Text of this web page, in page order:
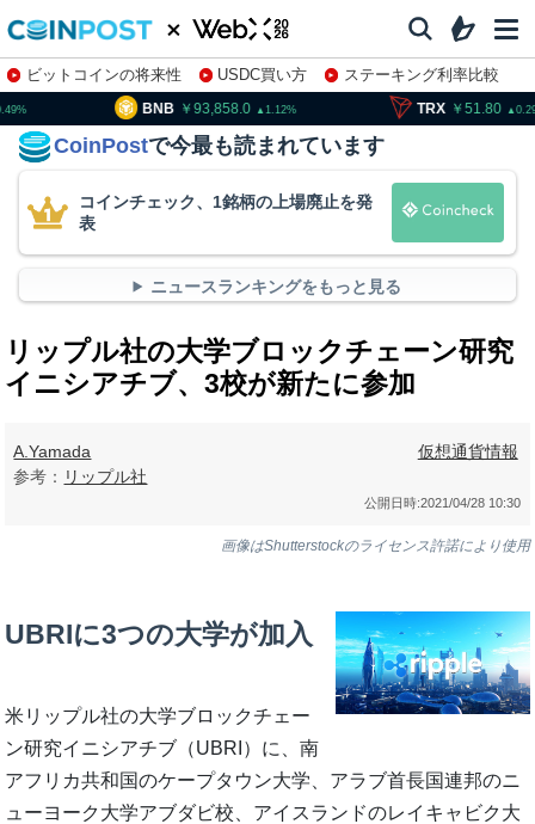
ビットコインの将来性 USDC買い方
ステーキング利率比較
株特集・関連銘柄
93,858.0 1.12 TRX 51.80 SOL
CoinPostで今最も読まれています
コインチェック、1銘柄の上場廃止を発
表
ニュースランキングをもっと見る
リップル社の大学ブロックチェーン研究
イニシアチブ、3校が新たに参加
A.Yamada
参考： リップル社
仮想通貨情報
公開日時:2021/04/28 10:30
画像はShutterstockのライセンス許諾により使用
UBRIに3つの大学が加入
米リップル社の大学ブロックチェー
ン研究イニシアチブ（UBRI）に、南
アフリカ共和国のケープタウン大学、アラブ首長国連邦のニ
ューヨーク大学アブダビ校、アイスランドのレイキャビク大